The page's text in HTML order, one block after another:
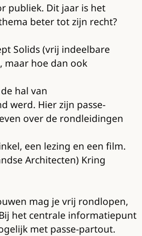
publiek. Dit jaar is het
beter tot zijn recht?
Solids (vrij indeelbare
maar hoe dan ook
hal van
werd. Hier zijn passe-
over de rondleidingen
een lezing en een film.
Architecten) Kring
mag je vrij rondlopen,
het centrale informatiepunt
met passe-partout.